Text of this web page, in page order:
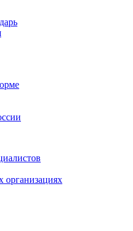
организациях